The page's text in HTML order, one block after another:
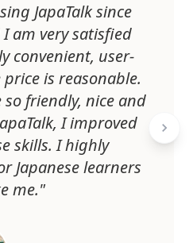
JapaTalk since
am very satisfied
convenient, user-
is reasonable.
so friendly, nice and
I improved
skills. I highly
Japanese learners
me."